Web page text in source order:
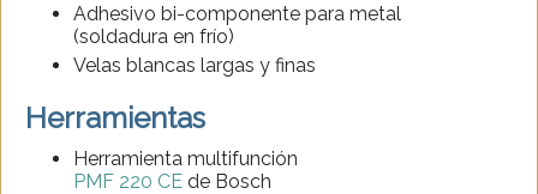
Adhesivo bi-componente para metal
(soldadura en frío)
Velas blancas largas y finas
Herramientas
Herramienta multifunción
PMF 220 CE de Bosch